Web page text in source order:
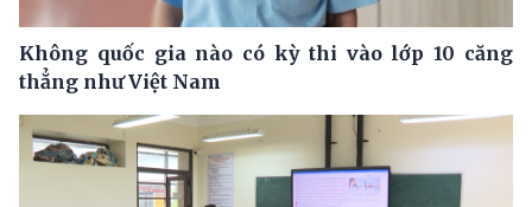
Không quốc gia nào có kỳ thi vào lớp 10 căng
thẳng như Việt Nam